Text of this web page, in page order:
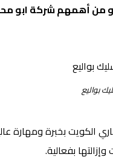
و من أهمهمشركة ابو
بواليع
الكويت بخبرة ومهارة
بفعالية.